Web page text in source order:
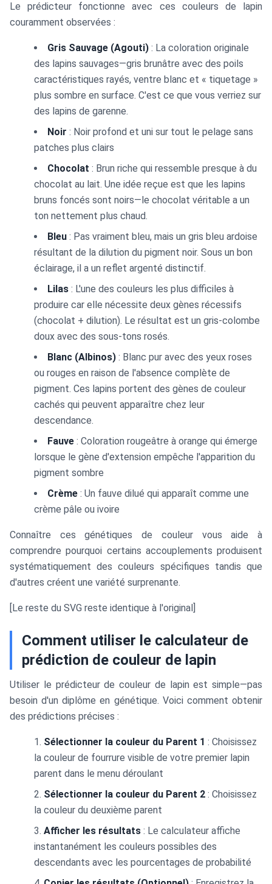
Le prédicteur fonctionne avec ces couleurs de lapin
couramment observées :
Gris Sauvage (Agouti) : La coloration originale
des lapins sauvages—gris brunâtre avec des poils
caractéristiques rayés, ventre blanc et « tiquetage »
plus sombre en surface. C'est ce que vous verriez sur
des lapins de garenne.
Noir : Noir profond et uni sur tout le pelage sans
patches plus clairs
Chocolat : Brun riche qui ressemble presque à du
chocolat au lait. Une idée reçue est que les lapins
bruns foncés sont noirs—le chocolat véritable a un
ton nettement plus chaud.
Bleu : Pas vraiment bleu, mais un gris bleu ardoise
résultant de la dilution du pigment noir. Sous un bon
éclairage, il a un reflet argenté distinctif.
Lilas : L'une des couleurs les plus difficiles à
produire car elle nécessite deux gènes récessifs
(chocolat + dilution). Le résultat est un gris-colombe
doux avec des sous-tons rosés.
Blanc (Albinos) : Blanc pur avec des yeux roses
ou rouges en raison de l'absence complète de
pigment. Ces lapins portent des gènes de couleur
cachés qui peuvent apparaître chez leur
descendance.
Fauve : Coloration rougeâtre à orange qui émerge
lorsque le gène d'extension empêche l'apparition du
pigment sombre
Crème : Un fauve dilué qui apparaît comme une
crème pâle ou ivoire
Connaître ces génétiques de couleur vous aide à
comprendre pourquoi certains accouplements produisent
systématiquement des couleurs spécifiques tandis que
d'autres créent une variété surprenante.
[Le reste du SVG reste identique à l'original]
Comment utiliser le calculateur de
prédiction de couleur de lapin
Utiliser le prédicteur de couleur de lapin est simple—pas
besoin d'un diplôme en génétique. Voici comment obtenir
des prédictions précises :
Sélectionner la couleur du Parent 1 : Choisissez
la couleur de fourrure visible de votre premier lapin
parent dans le menu déroulant
Sélectionner la couleur du Parent 2 : Choisissez
la couleur du deuxième parent
Afficher les résultats : Le calculateur affiche
instantanément les couleurs possibles des
descendants avec les pourcentages de probabilité